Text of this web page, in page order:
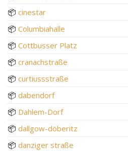
📦 cinestar
📦 Columbiahalle
📦 Cottbusser Platz
📦 cranachstraße
📦 curtiussstraße
📦 dabendorf
📦 Dahlem-Dorf
📦 dallgow-döberitz
📦 danziger straße